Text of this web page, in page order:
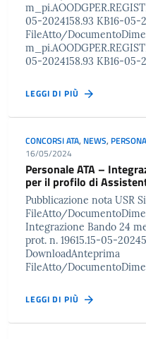
05-2024158.93 KB16-
FileAtto/
05-2024158.93 KB16-
LEGGI DI PIÙ
CONCORSI ATA, NEWS,
16/05/2024
Personale ATA –
per il profilo di
Pubblicazione nota USR
FileAtto/
Integrazione Bando 24
prot. n. 19615.15-05-
DownloadAnteprima
FileAtto/
LEGGI DI PIÙ